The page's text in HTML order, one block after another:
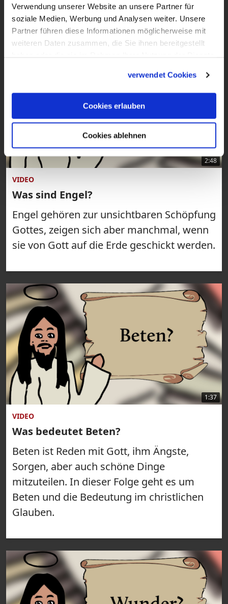
Verwendung unserer Website an unsere Partner für
soziale Medien, Werbung und Analysen weiter. Unsere
Partner führen diese Informationen möglicherweise mit
weiteren Daten zusammen, die Sie ihnen bereitgestellt
verwendet Cookies
Cookies erlauben
Cookies ablehnen
Weltjugendtag.
2:48
VIDEO
Was sind Engel?
Engel gehören zur unsichtbaren Schöpfung
Gottes, zeigen sich aber manchmal, wenn
sie von Gott auf die Erde geschickt werden.
1:37
VIDEO
Was bedeutet Beten?
Beten ist Reden mit Gott, ihm Ängste,
Sorgen, aber auch schöne Dinge
mitzuteilen. In dieser Folge geht es um
Beten und die Bedeutung im christlichen
Glauben.